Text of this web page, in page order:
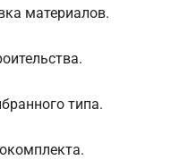
материалов.
типа.